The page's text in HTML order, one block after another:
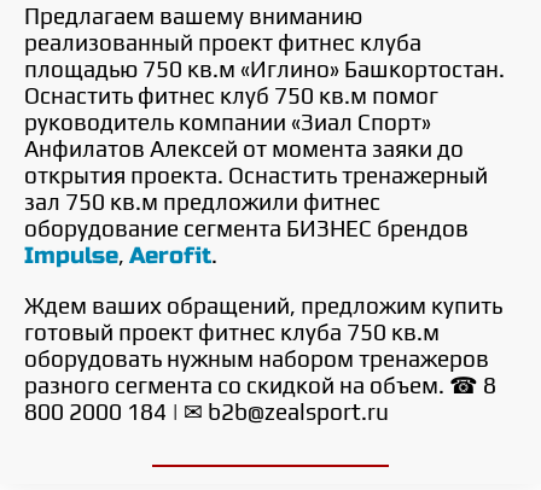
Предлагаем вашему вниманию
реализованный проект фитнес клуба
площадью 750 кв.м «Иглино» Башкортостан.
Оснастить фитнес клуб 750 кв.м помог
руководитель компании «Зиал Спорт»
Анфилатов Алексей от момента заяки до
открытия проекта. Оснастить тренажерный
зал 750 кв.м предложили фитнес
оборудование сегмента БИЗНЕС брендов
Impulse, Aerofit.
Ждем ваших обращений, предложим купить
готовый проект фитнес клуба 750 кв.м
оборудовать нужным набором тренажеров
разного сегмента со скидкой на объем. ☎ 8
800 2000 184 | ✉ b2b@zealsport.ru